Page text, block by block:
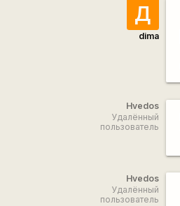
Д
dima
Hvedos
Удалённый
пользователь
Hvedos
Удалённый
пользователь